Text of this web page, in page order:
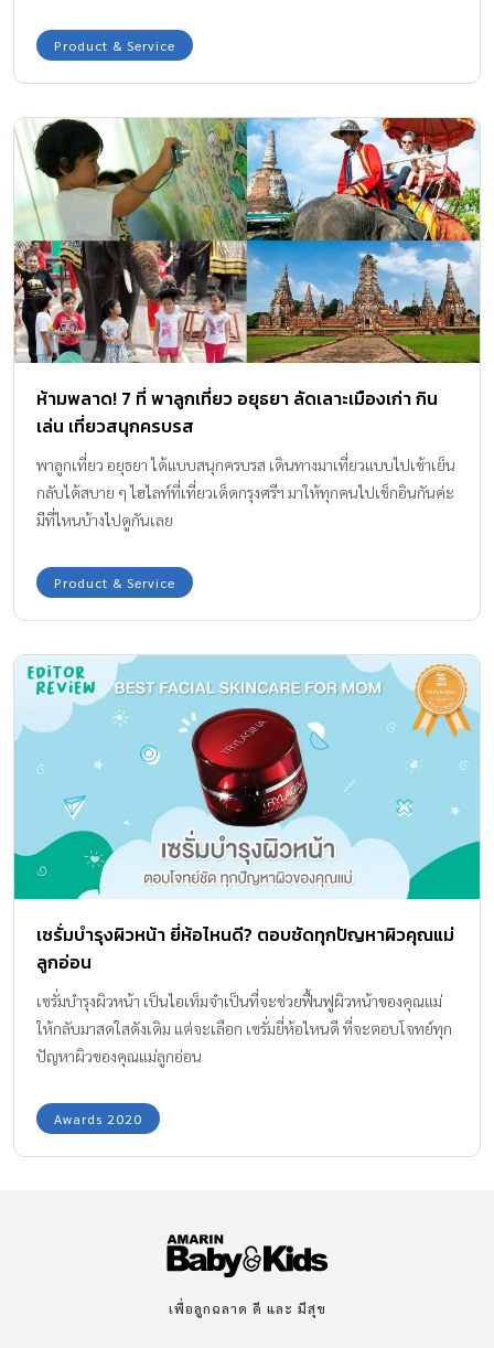
Product & Service
ห้ามพลาด! 7 ที่ พาลูกเที่ยว อยุธยา ลัดเลาะเมืองเก่า กิน
เล่น เที่ยวสนุกครบรส
พาลูกเที่ยว อยุธยา ได้แบบสนุกครบรส เดินทางมาเที่ยวแบบไปเช้าเย็น
กลับได้สบาย ๆ ไฮไลท์ที่เที่ยวเด็ดกรุงศรีฯ มาให้ทุกคนไปเช็กอินกันค่ะ
มีที่ไหนบ้างไปดูกันเลย
Product & Service
เซรั่มบำรุงผิวหน้า ยี่ห้อไหนดี? ตอบชัดทุกปัญหาผิวคุณแม่
ลูกอ่อน
เซรั่มบำรุงผิวหน้า เป็นไอเท็มจำเป็นที่จะช่วยฟื้นฟูผิวหน้าของคุณแม่
ให้กลับมาสดใสดังเดิม แต่จะเลือก เซรั่มยี่ห้อไหนดี ที่จะตอบโจทย์ทุก
ปัญหาผิวของคุณแม่ลูกอ่อน
Awards 2020
เพื่อลูกฉลาด ดี และ มีสุข